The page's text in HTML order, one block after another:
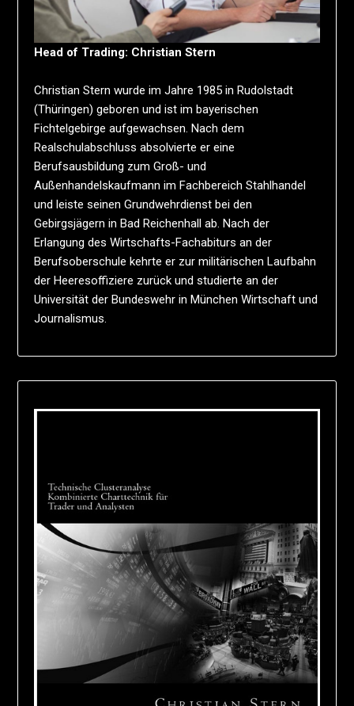
Head of Trading: Christian Stern
Christian Stern wurde im Jahre 1985 in Rudolstadt
(Thüringen) geboren und ist im bayerischen
Fichtelgebirge aufgewachsen. Nach dem
Realschulabschluss absolvierte er eine
Berufsausbildung zum Groß- und
Außenhandelskaufmann im Fachbereich Stahlhandel
und leiste seinen Grundwehrdienst bei den
Gebirgsjägern in Bad Reichenhall ab. Nach der
Erlangung des Wirtschafts-Fachabiturs an der
Berufsoberschule kehrte er zur militärischen Laufbahn
der Heeresoffiziere zurück und studierte an der
Universität der Bundeswehr in München Wirtschaft und
Journalismus.